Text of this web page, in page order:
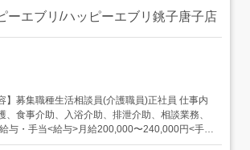
ーエブリ/ハッピーエブリ銚子唐子店
】募集職種生活相談員(介護職員)正社員 仕事内
、食事介助、入浴介助、排泄介助、相談業務、
与・手当<給与>月給200,000〜240,000円<手当
:実費(上限なし)<賞与>賞与あり 勤務時間日勤